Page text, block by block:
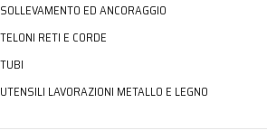
SOLLEVAMENTO ED ANCORAGGIO
TELONI RETI E CORDE
TUBI
UTENSILI LAVORAZIONI METALLO E LEGNO